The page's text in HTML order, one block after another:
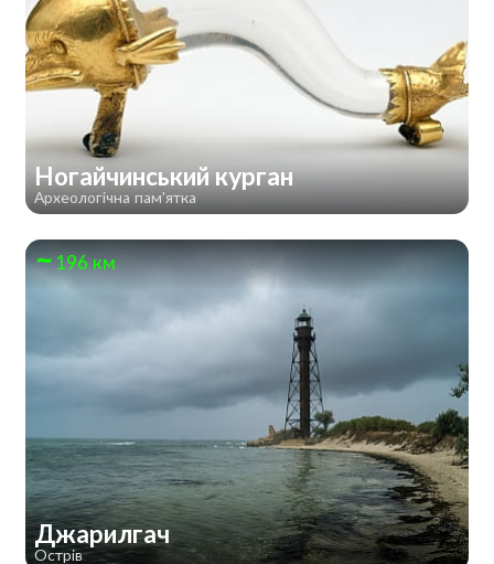
Ногайчинський курган
Археологічна пам'ятка
196 км
Джарилгач
Острів